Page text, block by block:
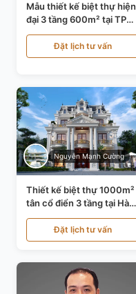
Mẫu thiết kế biệt thự hiện
đại 3 tầng 600m² tại TP
Hồ Chí Minh KT24602
Đặt lịch tư vấn
Nguyễn Mạnh Cường
Thiết kế biệt thự 1000m²
tân cổ điển 3 tầng tại Hà
Nội KT21010
Đặt lịch tư vấn